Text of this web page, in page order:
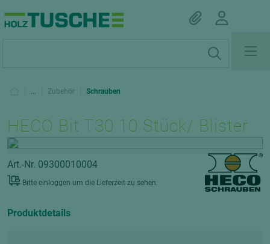
... Zubehör Schrauben
HECO Bit T30 10 Stück/ Blister
Art.-Nr. 09300010004
Bitte einloggen um die Lieferzeit zu sehen.
Produktdetails